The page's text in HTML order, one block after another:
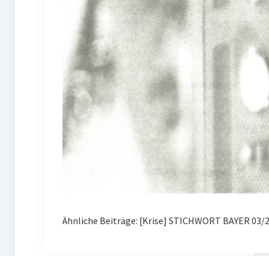
Ähnliche Beiträge: [Krise] STICHWORT BAYER